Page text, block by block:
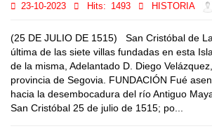
23-10-2023 Hits: 1493 HISTORIA
(25 DE JULIO DE 1515) San Cristóbal de
última de las siete villas fundadas en esta
de la misma, Adelantado D. Diego
provincia de Segovia. FUNDACIÓN Fué
hacia la desembocadura del río Antiguo
San Cristóbal 25 de julio de 1515; po...